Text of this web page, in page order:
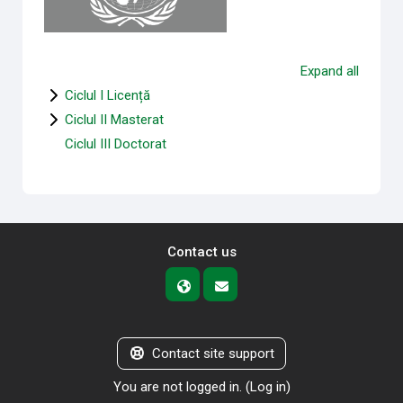
Expand all
Ciclul I Licență
Ciclul II Masterat
Ciclul III Doctorat
Contact us
Contact site support
You are not logged in. (Log in)